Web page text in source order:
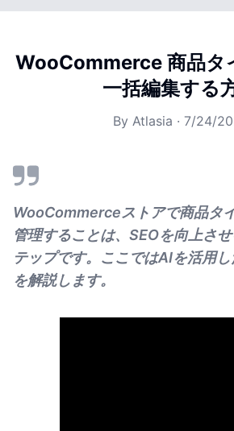
WooCommerce 商品タ
一括編集する
By Atlasia · 7/24/
WooCommerceストアで商品タ
管理することは、SEOを向上さ
テップです。ここではAIを活用
を解説します。